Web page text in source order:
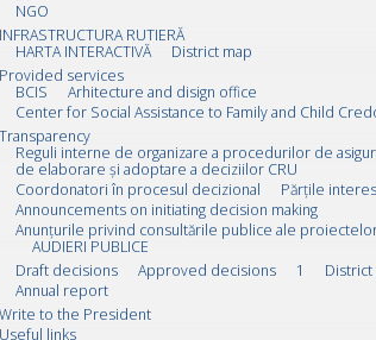
NGO
INFRASTRUCTURA RUTIERĂ
HARTA INTERACTIVĂ
District map
Provided services
BCIS
Arhitecture and disign office
Center for Social Assistance to Family and Child
Transparency
Reguli interne de organizare a procedurilor de
de elaborare și adoptare a deciziilor CRU
Coordonatori în procesul decizional
Părțile
Announcements on initiating decision making
Anunțurile privind consultările publice ale
AUDIERI PUBLICE
Draft decisions
Approved decisions 1
Annual report
Write to the President
Useful links